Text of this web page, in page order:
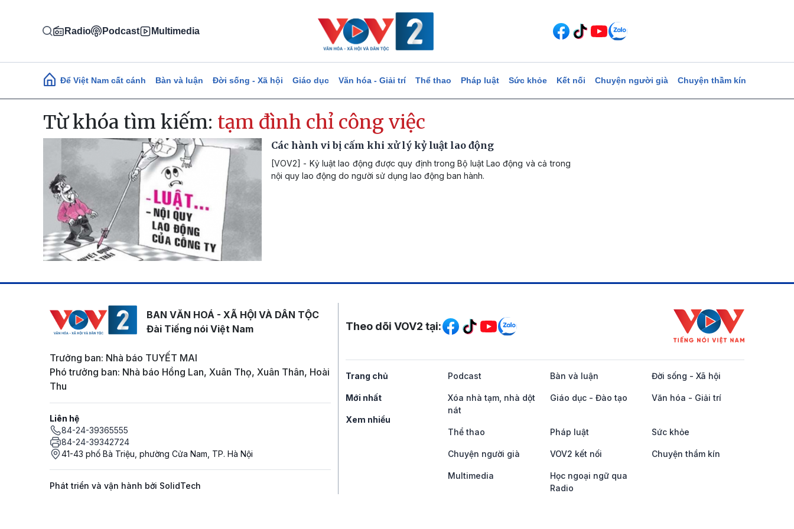
Radio Podcast Multimedia
Main navigation
Để Việt Nam cất cánh Bàn và luận Đời sống - Xã hội Giáo dục Văn hóa - Giải trí Thể thao Pháp luật Sức khỏe Kết nối Chuyện người già Chuyện thầm kín
Từ khóa tìm kiếm: tạm đình chỉ công việc
Các hành vi bị cấm khi xử lý kỷ luật lao động
[VOV2] - Kỷ luật lao động được quy định trong Bộ luật Lao động và cả trong
nội quy lao động do người sử dụng lao động ban hành.
BAN VĂN HOÁ - XÃ HỘI VÀ DÂN TỘC
Đài Tiếng nói Việt Nam
Trưởng ban: Nhà báo TUYẾT MAI
Phó trưởng ban: Nhà báo Hồng Lan, Xuân Thọ, Xuân Thân, Hoài
Thu
Liên hệ
84-24-39365555
84-24-39342724
41-43 phố Bà Triệu, phường Cửa Nam, TP. Hà Nội
Phát triển và vận hành bởi SolidTech
Mạng xã hội
Theo dõi VOV2 tại:
Trang chủ
Mới nhất
Xem nhiều
Podcast Bàn và luận Đời sống - Xã hội
Xóa nhà tạm, nhà dột
nát
Giáo dục - Đào tạo Văn hóa - Giải trí
Thể thao Pháp luật Sức khỏe
Chuyện người già VOV2 kết nối Chuyện thầm kín
Multimedia
Học ngoại ngữ qua
Radio